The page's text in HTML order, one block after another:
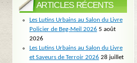
ARTICLES RÉCENTS
Les Lutins Urbains au Salon du Livre
Policier de Beg-Meil 2026 5 août
2026
Les Lutins Urbains au Salon du Livre
et Saveurs de Terroir 2026 28 juillet